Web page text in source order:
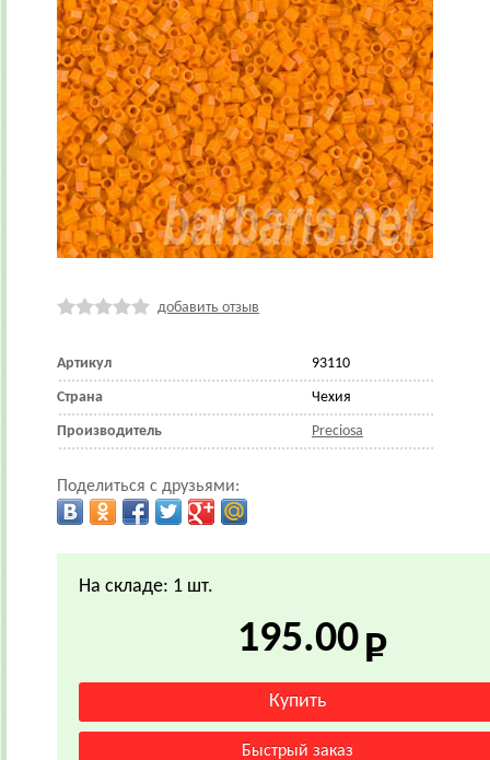
добавить отзыв
Артикул 93110
Страна Чехия
Производитель Preciosa
Поделиться с друзьями:
На складе: 1 шт.
195.00